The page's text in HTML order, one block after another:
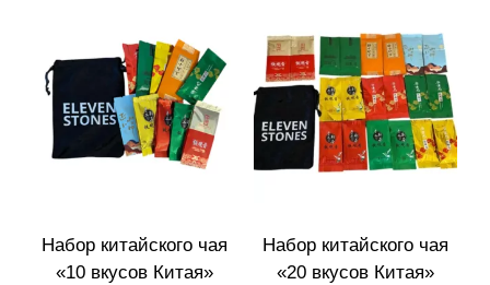
Набор китайского чая
«10 вкусов Китая»
Набор китайского чая
«20 вкусов Китая»